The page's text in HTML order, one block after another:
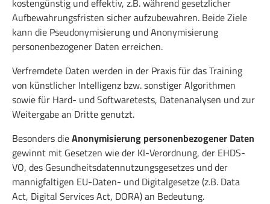
kostengünstig und effektiv, z.B. während gesetzlicher
Aufbewahrungsfristen sicher aufzubewahren. Beide Ziele
kann die Pseudonymisierung und Anonymisierung
personenbezogener Daten erreichen.
Verfremdete Daten werden in der Praxis für das Training
von künstlicher Intelligenz bzw. sonstiger Algorithmen
sowie für Hard- und Softwaretests, Datenanalysen und zur
Weitergabe an Dritte genutzt.
Besonders dieAnonymisierung personenbezogener Daten
gewinnt mit Gesetzen wie der KI-Verordnung, der EHDS-
VO, des Gesundheitsdatennutzungsgesetzes und der
mannigfaltigen EU-Daten- und Digitalgesetze (z.B. Data
Act, Digital Services Act, DORA) an Bedeutung.